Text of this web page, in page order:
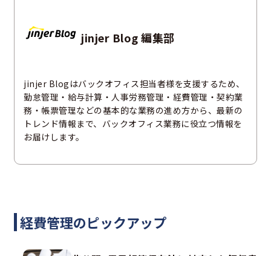
jinjer Blog 編集部
jinjer Blogはバックオフィス担当者様を支援するため、
勤怠管理・給与計算・人事労務管理・経費管理・契約業
務・帳票管理などの基本的な業務の進め方から、最新の
トレンド情報まで、バックオフィス業務に役立つ情報を
お届けします。
経費管理のピックアップ